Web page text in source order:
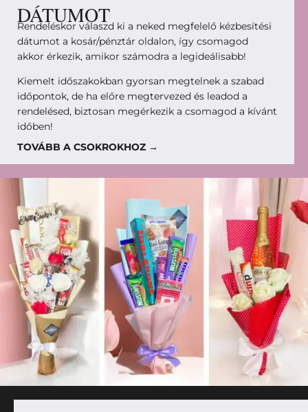
DÁTUMOT
Rendeléskor válaszd ki a neked megfelelő kézbesítési
dátumot a kosár/pénztár oldalon, így csomagod
akkor érkezik, amikor számodra a legideálisabb!
Kiemelt időszakokban gyorsan megtelnek a szabad
időpontok, de ha előre megtervezed és leadod a
rendelésed, biztosan megérkezik a csomagod a kívánt
időben!
TOVÁBB A CSOKROKHOZ →